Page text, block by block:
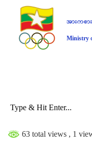
အားကစာ
Ministry
63 total views , 1